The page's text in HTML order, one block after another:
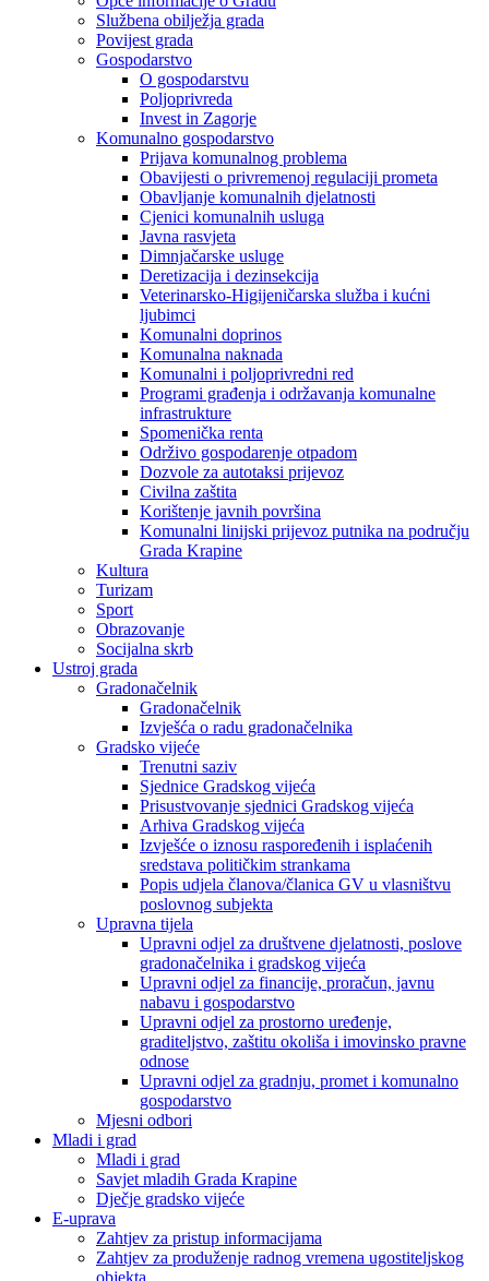
Službena obilježja grada
Povijest grada
Gospodarstvo
O gospodarstvu
Poljoprivreda
Invest in Zagorje
Komunalno gospodarstvo
Prijava komunalnog problema
Obavijesti o privremenoj regulaciji prometa
Obavljanje komunalnih djelatnosti
Cjenici komunalnih usluga
Javna rasvjeta
Dimnjačarske usluge
Deretizacija i dezinsekcija
Veterinarsko-Higijeničarska služba i kućni
ljubimci
Komunalni doprinos
Komunalna naknada
Komunalni i poljoprivredni red
Programi građenja i održavanja komunalne
infrastrukture
Spomenička renta
Održivo gospodarenje otpadom
Dozvole za autotaksi prijevoz
Civilna zaštita
Korištenje javnih površina
Komunalni linijski prijevoz putnika na području
Grada Krapine
Kultura
Turizam
Sport
Obrazovanje
Socijalna skrb
Ustroj grada
Gradonačelnik
Gradonačelnik
Izvješća o radu gradonačelnika
Gradsko vijeće
Trenutni saziv
Sjednice Gradskog vijeća
Prisustvovanje sjednici Gradskog vijeća
Arhiva Gradskog vijeća
Izvješće o iznosu raspoređenih i isplaćenih
sredstava političkim strankama
Popis udjela članova/članica GV u vlasništvu
poslovnog subjekta
Upravna tijela
Upravni odjel za društvene djelatnosti, poslove
gradonačelnika i gradskog vijeća
Upravni odjel za financije, proračun, javnu
nabavu i gospodarstvo
Upravni odjel za prostorno uređenje,
graditeljstvo, zaštitu okoliša i imovinsko pravne
odnose
Upravni odjel za gradnju, promet i komunalno
gospodarstvo
Mjesni odbori
Mladi i grad
Mladi i grad
Savjet mladih Grada Krapine
Dječje gradsko vijeće
E-uprava
Zahtjev za pristup informacijama
Zahtjev za produženje radnog vremena ugostiteljskog
objekta